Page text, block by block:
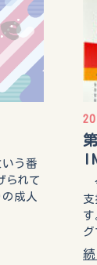
う番
られて
成人
す